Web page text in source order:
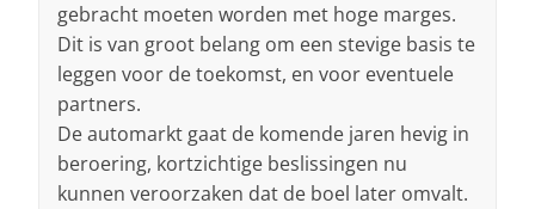
gebracht moeten worden met hoge marges.
Dit is van groot belang om een stevige basis te
leggen voor de toekomst, en voor eventuele
partners.
De automarkt gaat de komende jaren hevig in
beroering, kortzichtige beslissingen nu
kunnen veroorzaken dat de boel later omvalt.